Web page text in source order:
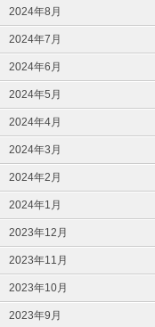
2024年8月
2024年7月
2024年6月
2024年5月
2024年4月
2024年3月
2024年2月
2024年1月
2023年12月
2023年11月
2023年10月
2023年9月